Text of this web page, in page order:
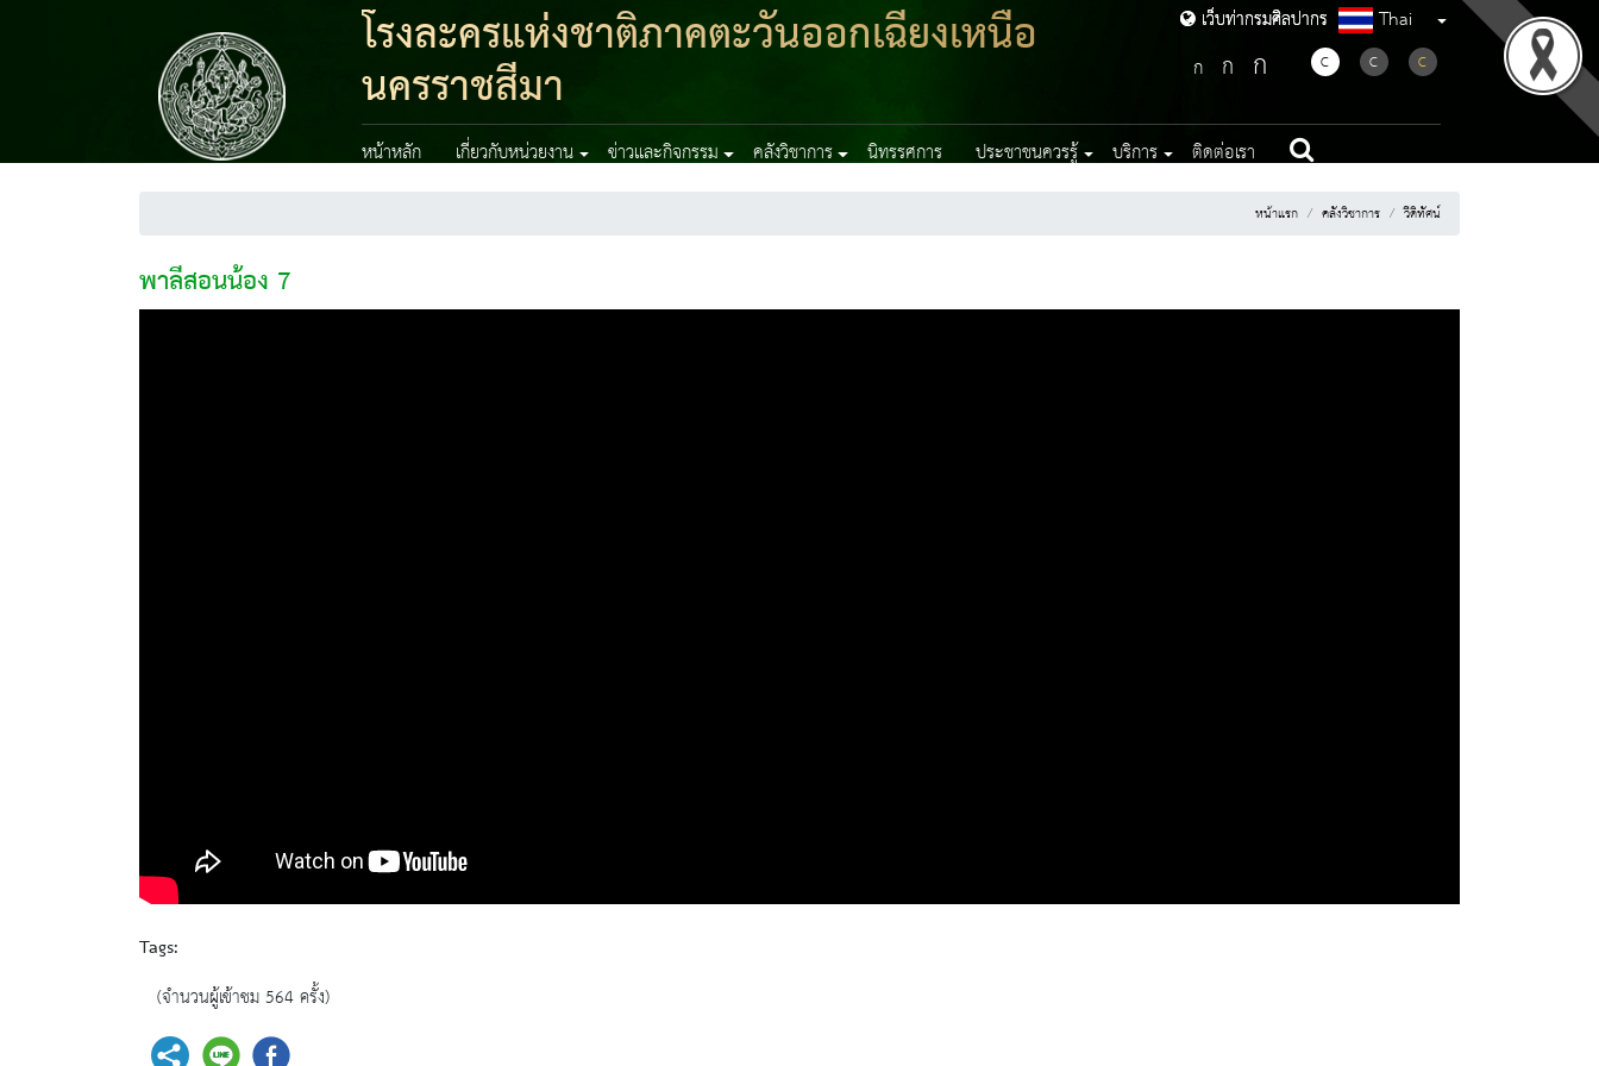
เว็บท่ากรมศิลปากร
โรงละครแห่งชาติภาคตะวันออกเฉียงเหนือ
นครราชสีมา
เว็บท่ากรมศิลปากร Thai
ก ก ก C C C
หน้าหลัก เกี่ยวกับหน่วยงาน ข่าวและกิจกรรม คลังวิชาการ นิทรรศการ ประชาชนควรรู้ บริการ ติดต่อเรา
หน้าแรก คลังวิชาการ วีดิทัศน์
พาลีสอนน้อง 7
Tags:
(จำนวนผู้เข้าชม 564 ครั้ง)